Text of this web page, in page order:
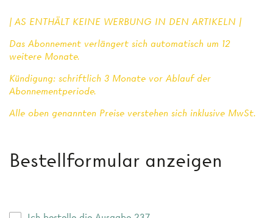
| AS ENTHÄLT KEINE WERBUNG IN DEN ARTIKELN |
Das Abonnement verlängert sich automatisch um 12
weitere Monate.
Kündigung: schriftlich 3 Monate vor Ablauf der
Abonnementperiode.
Alle oben genannten Preise verstehen sich inklusive MwSt.
Bestellformular anzeigen